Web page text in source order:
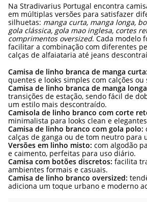
Na Stradivarius Portugal encontra
em múltiplas versões para satisfazer
silhuetas: manga curta, manga longa,
gola clássica, gola mao inglesa, cortes
comprimentos oversized. Cada modelo
facilitar a combinação com diferentes
calças de alfaiataria até jeans
Camisa de linho branca de manga curta:
quentes e looks simples com calções ou
Camisa de linho branca de manga
transições de estação, sendo fácil de
um estilo mais descontraído.
Camisola de linho branco com corte
minimalista para looks clean e
Camisa de linho branco com gola polo:
calças de ganga ou de tom neutro para
Versões em linho misto: com algodão
e caimento, perfeitas para uso diário.
Camisa com botões discretos: facilita
ambientes formais e casuais.
Camisa de linho branco oversized:
adiciona um toque urbano e moderno